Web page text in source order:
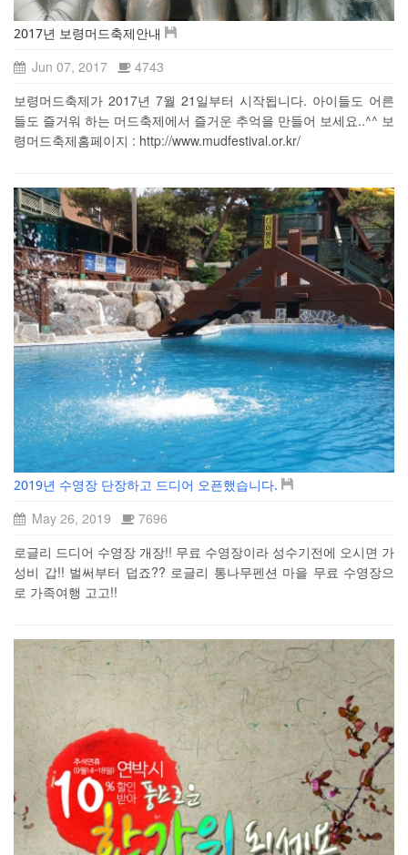
2017년 보령머드축제안내
Jun 07, 2017
4743
보령머드축제가 2017년 7월 21일부터 시작됩니다. 아이들도 어른
들도 즐거워 하는 머드축제에서 즐거운 추억을 만들어 보세요..^^ 보
령머드축제홈페이지 : http://www.mudfestival.or.kr/
2019년 수영장 단장하고 드디어 오픈했습니다.
May 26, 2019
7696
로글리 드디어 수영장 개장!! 무료 수영장이라 성수기전에 오시면 가
성비 갑!! 벌써부터 덥죠?? 로글리 통나무펜션 마을 무료 수영장으
로 가족여행 고고!!